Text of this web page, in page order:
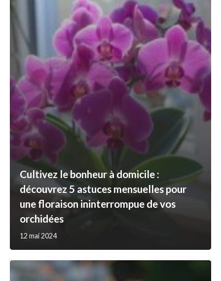
Cultivez le bonheur à domicile :
découvrez 5 astuces mensuelles pour
une floraison ininterrompue de vos
orchidées
12 mai 2024